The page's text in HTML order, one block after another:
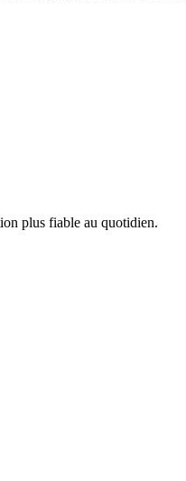
plus fiable au quotidien.